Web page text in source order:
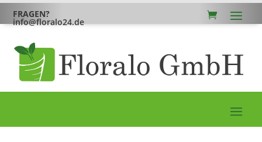
FRAGEN?
info@floralo24.de